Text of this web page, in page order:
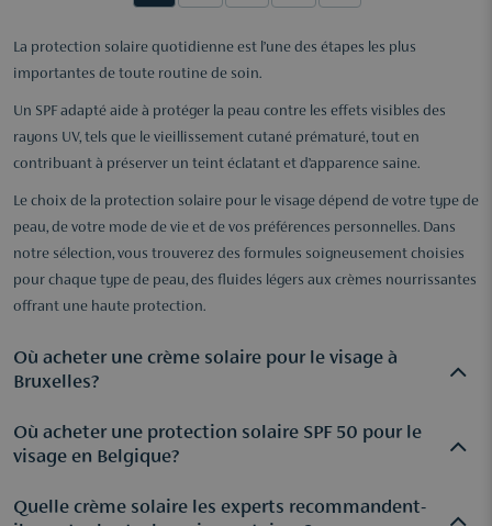
La protection solaire quotidienne est l’une des étapes les plus
importantes de toute routine de soin.
Un SPF adapté aide à protéger la peau contre les effets visibles des
rayons UV, tels que le vieillissement cutané prématuré, tout en
contribuant à préserver un teint éclatant et d’apparence saine.
Le choix de la protection solaire pour le visage dépend de votre type de
peau, de votre mode de vie et de vos préférences personnelles. Dans
notre sélection, vous trouverez des formules soigneusement choisies
pour chaque type de peau, des fluides légers aux crèmes nourrissantes
offrant une haute protection.
Où acheter une crème solaire pour le visage à
Bruxelles?
Chez Parfuma, vous trouverez une large sélection de
protections solaires pour le visage, disponibles en ligne ainsi
Shopping Center. Les spécialistes vous conseillent afin de
Où acheter une protection solaire SPF 50 pour le
visage en Belgique?
De plus en plus de personnes intègrent un SPF 50 dans leur
Quelle crème solaire les experts recommandent-